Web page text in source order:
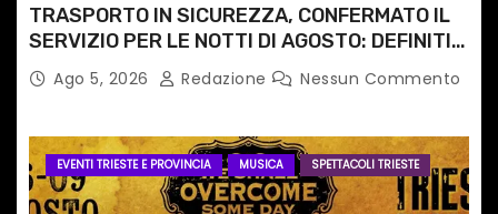
TRASPORTO IN SICUREZZA, CONFERMATO IL
SERVIZIO PER LE NOTTI DI AGOSTO: DEFINITI
PERCORSI, FERMATE E ORARIO
Ago 5, 2026 Redazione Nessun Commento
EVENTI TRIESTE E PROVINCIA MUSICA SPETTACOLI TRIESTE